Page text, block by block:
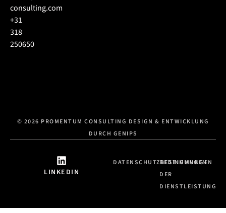
consulting.com
+31
318
250650
© 2026 PROMENTUM CONSULTING DESIGN & ENTWICKLUNG
DURCH GENIPS
LINKEDIN
DATENSCHUTZBESTIMMUNGEN
BEDINGUNGEN
DER
DIENSTLEISTUNG